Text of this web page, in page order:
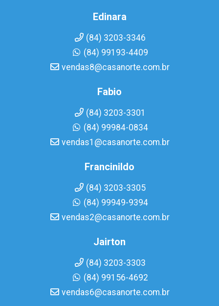
Edinara
(84) 3203-3346
(84) 99193-4409
vendas8@casanorte.com.br
Fabio
(84) 3203-3301
(84) 99984-0834
vendas1@casanorte.com.br
Francinildo
(84) 3203-3305
(84) 99949-9394
vendas2@casanorte.com.br
Jairton
(84) 3203-3303
(84) 99156-4692
vendas6@casanorte.com.br